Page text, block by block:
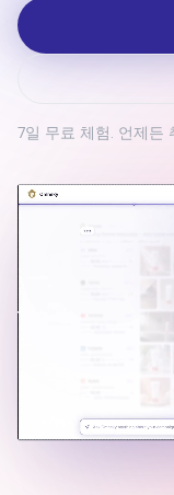
7일 무료 체험. 언제든